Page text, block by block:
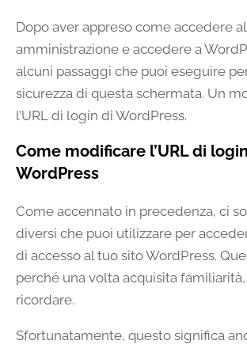
Dopo aver appreso come accedere
amministrazione e accedere a
alcuni passaggi che puoi eseguire
sicurezza di questa schermata. Un
l’URL di login di WordPress.
Come modificare l’URL di
WordPress
Come accennato in precedenza, ci
diversi che puoi utilizzare per
di accesso al tuo sito WordPress.
perché una volta acquisita
ricordare.
Sfortunatamente, questo significa